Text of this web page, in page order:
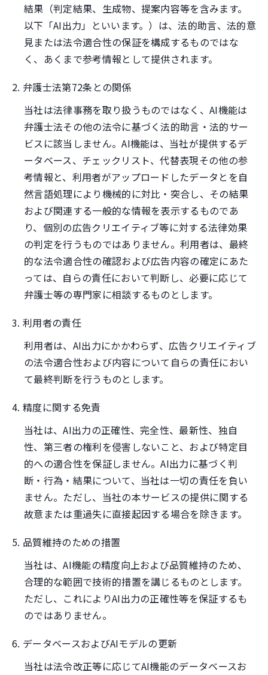
結果（判定結果、生成物、提案内容等を含みます。
以下「AI出力」といいます。）は、法的助言、法的意
見または法令適合性の保証を構成するものではな
く、あくまで参考情報として提供されます。
2. 弁護士法第72条との関係
当社は法律事務を取り扱うものではなく、AI機能は
弁護士法その他の法令に基づく法的助言・法的サー
ビスに該当しません。AI機能は、当社が提供するデ
ータベース、チェックリスト、代替表現その他の参
考情報と、利用者がアップロードしたデータとを自
然言語処理により機械的に対比・突合し、その結果
および関連する一般的な情報を表示するものであ
り、個別の広告クリエイティブ等に対する法律効果
の判定を行うものではありません。利用者は、最終
的な法令適合性の確認および広告内容の確定にあた
っては、自らの責任において判断し、必要に応じて
弁護士等の専門家に相談するものとします。
3. 利用者の責任
利用者は、AI出力にかかわらず、広告クリエイティブ
の法令適合性および内容について自らの責任におい
て最終判断を行うものとします。
4. 精度に関する免責
当社は、AI出力の正確性、完全性、最新性、独自
性、第三者の権利を侵害しないこと、および特定目
的への適合性を保証しません。AI出力に基づく判
断・行為・結果について、当社は一切の責任を負い
ません。ただし、当社の本サービスの提供に関する
故意または重過失に直接起因する場合を除きます。
5. 品質維持のための措置
当社は、AI機能の精度向上および品質維持のため、
合理的な範囲で技術的措置を講じるものとします。
ただし、これによりAI出力の正確性等を保証するも
のではありません。
6. データベースおよびAIモデルの更新
当社は法令改正等に応じてAI機能のデータベースお